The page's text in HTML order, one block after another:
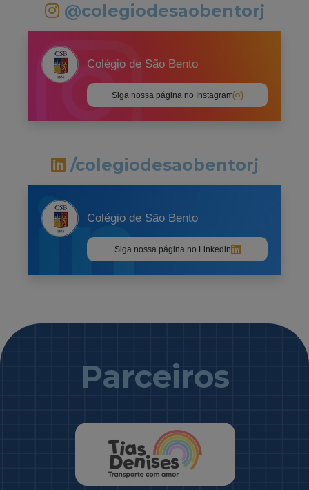
@colegiodesaobentorj
Colégio de São Bento
Siga nossa página no Instagram
/colegiodesaobentorj
Colégio de São Bento
Siga nossa página no Linkedin
Parceiros